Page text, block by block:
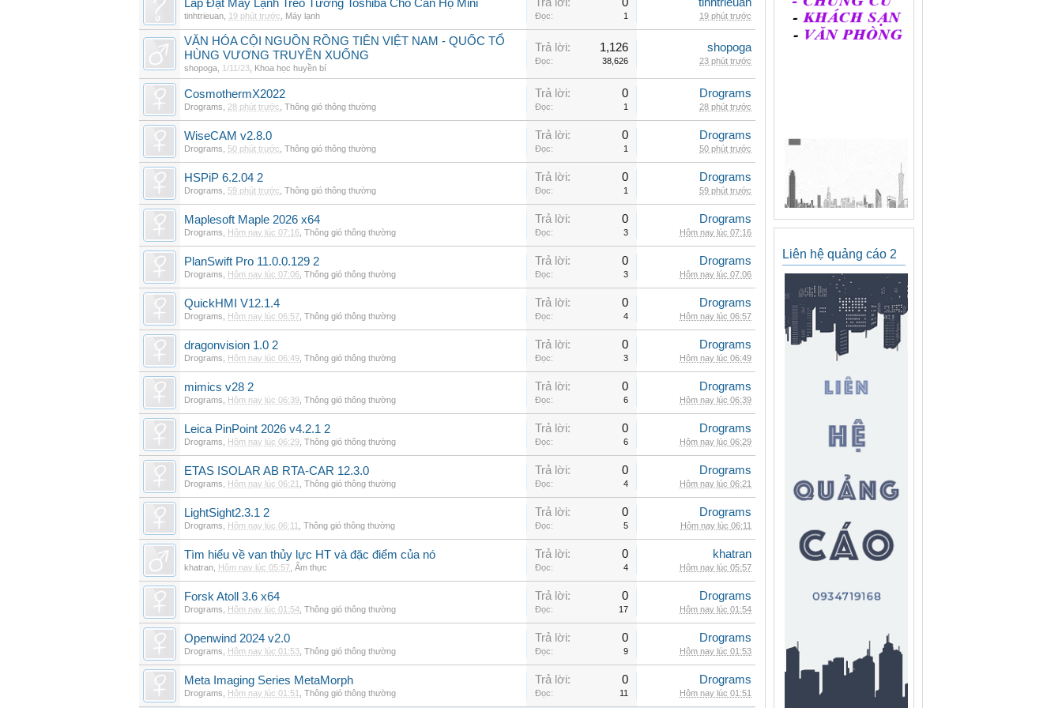
Lắp Đặt Máy Lạnh Treo Tường Toshiba Cho Căn Hộ Mini
tinhtrieuan 19 phút trước Máy lạnh Đọc: 1 19 phút trước
VĂN HÓA CỘI NGUỒN RỒNG TIÊN VIỆT NAM - QUỐC TỔ
HÙNG VƯƠNG TRUYỀN XUỐNG
shopoga 1/11/23 Khoa học huyền bí
Trả lời: 1,126
Đọc: 38,626
shopoga
23 phút trước
CosmothermX2022
Drograms 28 phút trước Thông gió thông thường
Trả lời: 0
Đọc: 1
Drograms
28 phút trước
WiseCAM v2.8.0
Drograms 50 phút trước Thông gió thông thường
Trả lời: 0
Đọc: 1
Drograms
50 phút trước
HSPiP 6.2.04 2
Drograms 59 phút trước Thông gió thông thường
Trả lời: 0
Đọc: 1
Drograms
59 phút trước
Maplesoft Maple 2026 x64
Drograms Hôm nay lúc 07:16 Thông gió thông thường
Trả lời: 0
Đọc: 3
Drograms
Hôm nay lúc 07:16
PlanSwift Pro 11.0.0.129 2
Drograms Hôm nay lúc 07:06 Thông gió thông thường
Trả lời: 0
Đọc: 3
Drograms
Hôm nay lúc 07:06
QuickHMI V12.1.4
Drograms Hôm nay lúc 06:57 Thông gió thông thường
Trả lời: 0
Đọc: 4
Drograms
Hôm nay lúc 06:57
dragonvision 1.0 2
Drograms Hôm nay lúc 06:49 Thông gió thông thường
Trả lời: 0
Đọc: 3
Drograms
Hôm nay lúc 06:49
mimics v28 2
Drograms Hôm nay lúc 06:39 Thông gió thông thường
Trả lời: 0
Đọc: 6
Drograms
Hôm nay lúc 06:39
Leica PinPoint 2026 v4.2.1 2
Drograms Hôm nay lúc 06:29 Thông gió thông thường
Trả lời: 0
Đọc: 6
Drograms
Hôm nay lúc 06:29
ETAS ISOLAR AB RTA-CAR 12.3.0
Drograms Hôm nay lúc 06:21 Thông gió thông thường
Trả lời: 0
Đọc: 4
Drograms
Hôm nay lúc 06:21
LightSight2.3.1 2
Drograms Hôm nay lúc 06:11 Thông gió thông thường
Trả lời: 0
Đọc: 5
Drograms
Hôm nay lúc 06:11
Tìm hiểu về van thủy lực HT và đặc điểm của nó
khatran Hôm nay lúc 05:57 Ẩm thực
Trả lời: 0
Đọc: 4
khatran
Hôm nay lúc 05:57
Forsk Atoll 3.6 x64
Drograms Hôm nay lúc 01:54 Thông gió thông thường
Trả lời: 0
Đọc: 17
Drograms
Hôm nay lúc 01:54
Openwind 2024 v2.0
Drograms Hôm nay lúc 01:53 Thông gió thông thường
Trả lời: 0
Đọc: 9
Drograms
Hôm nay lúc 01:53
Meta Imaging Series MetaMorph
Drograms Hôm nay lúc 01:51 Thông gió thông thường
Trả lời: 0
Đọc: 11
Drograms
Hôm nay lúc 01:51
Liên hệ quảng cáo 2